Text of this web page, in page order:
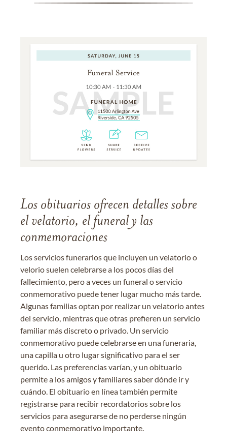
Los obituarios ofrecen detalles sobre
el velatorio, el funeral y las
conmemoraciones
Los servicios funerarios que incluyen un velatorio o
velorio suelen celebrarse a los pocos días del
fallecimiento, pero a veces un funeral o servicio
conmemorativo puede tener lugar mucho más tarde.
Algunas familias optan por realizar un velatorio antes
del servicio, mientras que otras prefieren un servicio
familiar más discreto o privado. Un servicio
conmemorativo puede celebrarse en una funeraria,
una capilla u otro lugar significativo para el ser
querido. Las preferencias varían, y un obituario
permite a los amigos y familiares saber dónde ir y
cuándo. El obituario en línea también permite
registrarse para recibir recordatorios sobre los
servicios para asegurarse de no perderse ningún
evento conmemorativo importante.